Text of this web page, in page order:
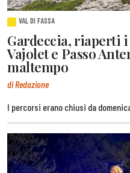
VAL DI FASSA
Gardeccia, riaperti
Vajolet e Passo
maltempo
di Redazione
I percorsi erano chiusi da